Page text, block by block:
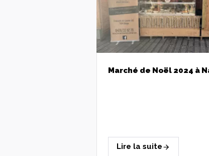
Marché de Noël 2024 à
Lire la suite